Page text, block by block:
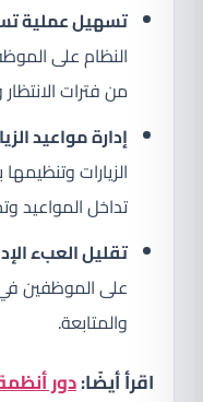
تسهيل عملية
النظام على
من فترات الانتظار
إدارة مواعيد
الزيارات
تداخل المواعيد
تقليل العبء
على الموظفين في
والمتابعة.
اقرأ أيضًا:دور